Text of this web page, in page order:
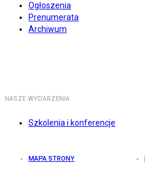
Ogłoszenia
Prenumerata
Archiwum
NASZE WYDARZENIA
Szkolenia i konferencje
MAPA STRONY